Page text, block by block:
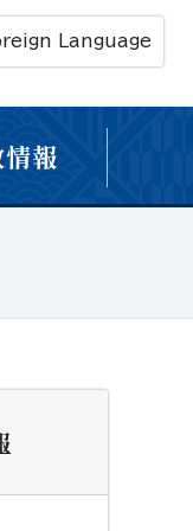
Language
報